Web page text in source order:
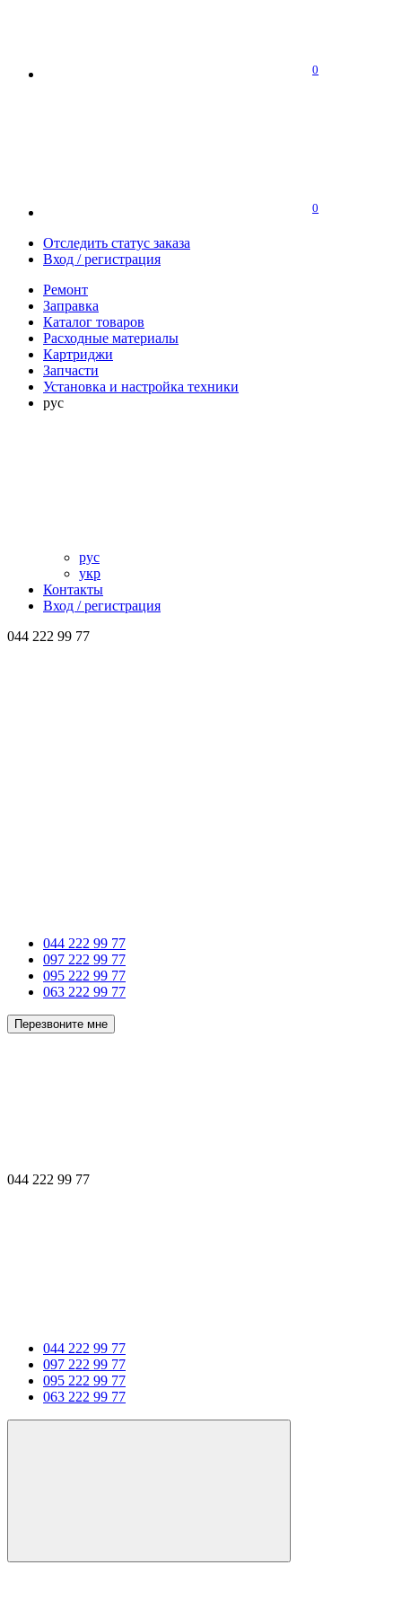
0
0
Отследить статус заказа
Вход / регистрация
Ремонт
Заправка
Каталог товаров
Расходные материалы
Картриджи
Запчасти
Установка и настройка техники
рус
рус
укр
Контакты
Вход / регистрация
044 222 99 77
044 222 99 77
097 222 99 77
095 222 99 77
063 222 99 77
Перезвоните мне
044 222 99 77
044 222 99 77
097 222 99 77
095 222 99 77
063 222 99 77